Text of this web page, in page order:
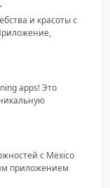
и красоты с
apps! Это
с Mexico
приложением